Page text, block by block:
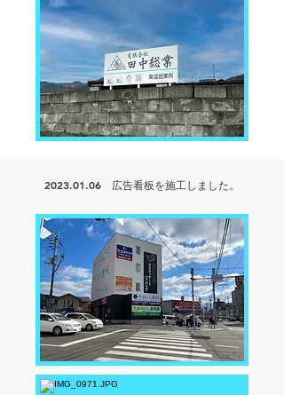
2023.01.06 広告看板を施工しました。